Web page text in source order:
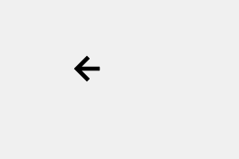
Ga terug